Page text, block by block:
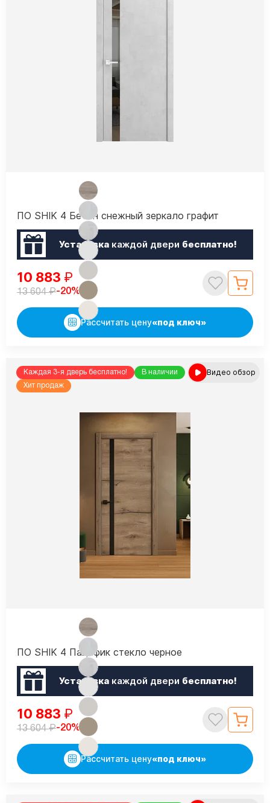
ПО SHIK 4 Бетон снежный зеркало графит
Установкакаждой двери бесплатно!
10 883 ₽
13 604₽-20%
Рассчитать цену«под ключ»
Каждая 3-я дверь бесплатно!
В наличии
Хит продаж
Видео обзор
ПО SHIK 4 Пацифик стекло черное
Установкакаждой двери бесплатно!
10 883 ₽
13 604₽-20%
Рассчитать цену«под ключ»